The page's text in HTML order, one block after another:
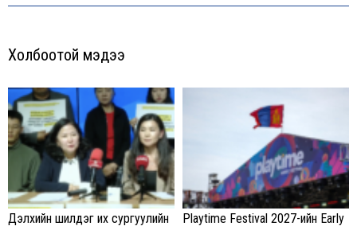
Холбоотой мэдээ
Дэлхийн шилдэг их сургуулийн
Playtime Festival 2027-ийн Early